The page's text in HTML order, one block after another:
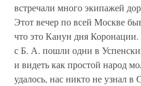
встречали много экипажей
Этот вечер по всей Москве
что это Канун дня
с Б. А. пошли одни в
и видеть как простой народ
удалось, нас никто не узнал